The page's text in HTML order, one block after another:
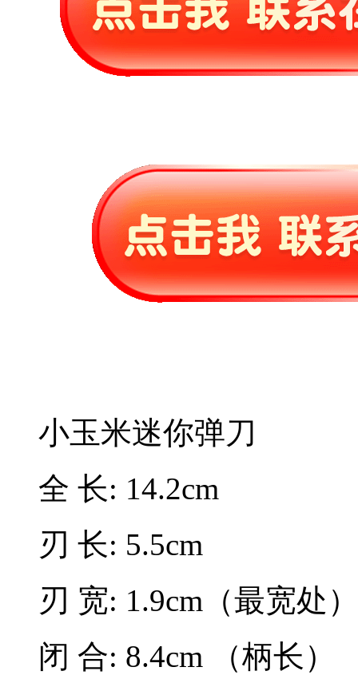
小玉米迷你弹刀
全 长: 14.2cm
刃 长: 5.5cm
刃 宽: 1.9cm（最宽处）
闭 合: 8.4cm （柄长）